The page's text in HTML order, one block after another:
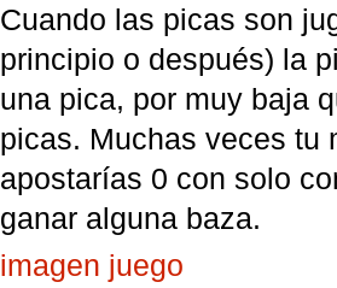
Cuando las picas son
principio o después) la
una pica, por muy baja
picas. Muchas veces tu
apostarías 0 con solo
ganar alguna baza.
imagen juego